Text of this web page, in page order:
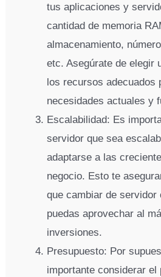
tus aplicaciones y
cantidad de memoria
almacenamiento,
etc. Asegúrate de elegir
los recursos adecuados
necesidades actuales y
Escalabilidad: Es
servidor que sea
adaptarse a las
negocio. Esto te
que cambiar de servidor
puedas aprovechar al
inversiones.
Presupuesto: Por
importante considerar el